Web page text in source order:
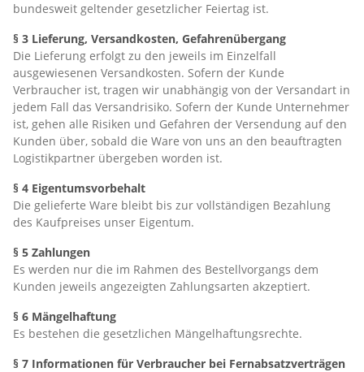
bundesweit geltender gesetzlicher Feiertag ist.
§ 3 Lieferung, Versandkosten, Gefahrenübergang
Die Lieferung erfolgt zu den jeweils im Einzelfall
ausgewiesenen Versandkosten. Sofern der Kunde
Verbraucher ist, tragen wir unabhängig von der Versandart in
jedem Fall das Versandrisiko. Sofern der Kunde Unternehmer
ist, gehen alle Risiken und Gefahren der Versendung auf den
Kunden über, sobald die Ware von uns an den beauftragten
Logistikpartner übergeben worden ist.
§ 4 Eigentumsvorbehalt
Die gelieferte Ware bleibt bis zur vollständigen Bezahlung
des Kaufpreises unser Eigentum.
§ 5 Zahlungen
Es werden nur die im Rahmen des Bestellvorgangs dem
Kunden jeweils angezeigten Zahlungsarten akzeptiert.
§ 6 Mängelhaftung
Es bestehen die gesetzlichen Mängelhaftungsrechte.
§ 7 Informationen für Verbraucher bei Fernabsatzverträgen